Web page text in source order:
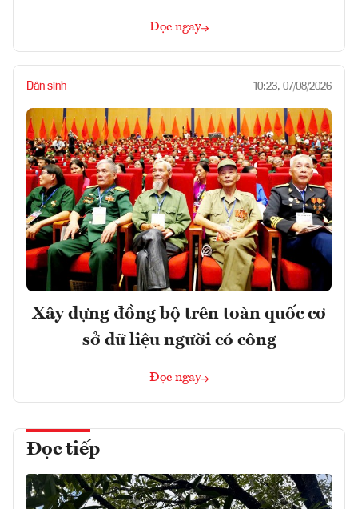
Đọc ngay
Dân sinh 10:23, 07/08/2026
Xây dựng đồng bộ trên toàn quốc cơ
sở dữ liệu người có công
Đọc ngay
Đọc tiếp